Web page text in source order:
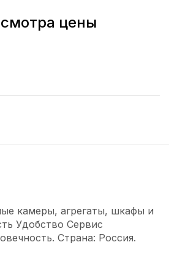
цены
камеры, агрегаты, шкафы и
Удобство Сервис
Страна: Россия.